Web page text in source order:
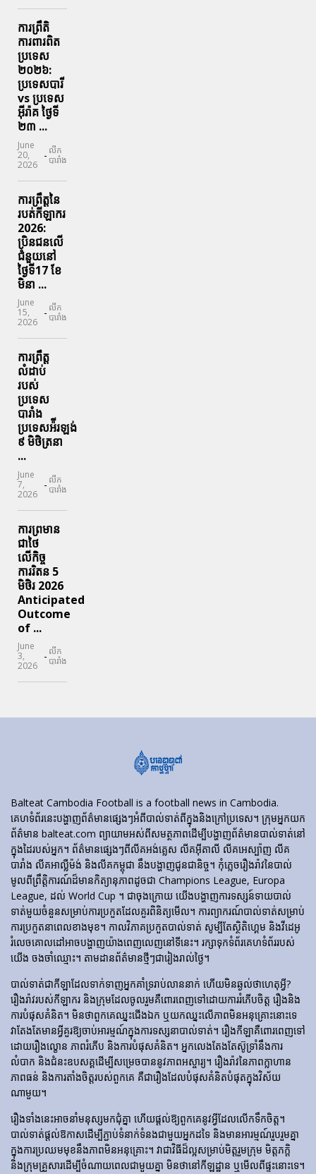
ការព្រឹតិ
ការពារ​ពិត
ប្រទេស
២០២៦:
ប្រទេសបារី
vs ប្រទេស
អ៊ីរ៉ាគ ថ្ងៃទី​
២៣ ...
June
20,
2026
- លីក
បារាំង
ការព្រឹត្តនៃ
របត់កីឡាករ
2026:
ប្រិនជនលើ
ជំនួយនៅ
ថ្ងៃទី17 ខែ
មិនា ...
June
15,
2026
- លីក
បារាំង
ការព្រឹត្ត
លំដាប់
របស់
ប្រទេស
បារាំង
ប្រទេសអ៉ីរឡង់
៩ មិថិត្រនា
...
June
7,
2026
- លីក
បារាំង
ការព្រមាន
ជាថៃ
លើកិច្ច
ការរិតន 5
មិថិរ 2026
Anticipated
Outcome
of ...
June
3,
2026
- លីក
បារាំង
Balteat Cambodia Football is a football news in Cambodia.
គេហទំព័រ​នេះ​បង្ហាញ​ព័ត៌មាន​ផ្សេងៗ​អំពី​បាល់ទាត់​ពី​ក្នុង​និង​ក្រៅ​ប្រទេស។ ក្រុមអ្នកយក
ព័ត៌មាន balteat.com ព្យាយាមអស់ពីសមត្ថភាពដើម្បីបង្ហាញព័ត៌មានបាល់ទាត់នៅ
ក្នុងដៃរបស់អ្នក។ ព័ត៌មានផ្សេងៗពីលីគអង់គ្លេស លីគអ៊ីតាលី លីគអេស្ប៉ាញ លីគ
បារាំង លីគអាល្លឺម៉ង់ និងលីគកម្ពុជា នឹងបង្ហាញជូនជានិច្ច។ កុំភ្លេចរឿងរ៉ាវនៃបាល់
មូលពីព្រឹត្តិការណ៍ដ៏មានកិត្យានុភាពដូចជា Champions League, Europa
League, ដល់ World Cup ។ ជាចុងក្រោយ យើងបង្ហាញការទស្សន៍ទាយបាល់
ទាត់មួយចំនួនសម្រាប់ការប្រកួតដែលគួរពិនិត្យមើល។ ការព្យាករណ៍បាល់ទាត់សម្រាប់
ការប្រកួតនាពេលខាងមុខ។ កាលវិភាគប្រកួតបាល់ទាត់ សូម្បីតែស្ថិតិហ្គេម និងវីដេអូ
រំលេចគោលដៅអាចបង្ហាញយ៉ាងពេញលេញនៅទីនេះ។ រក្សាទុកទំព័រគេហទំព័ររបស់
យើង ចងចាំឈ្មោះ។ តាមដានព័ត៌មានថ្មីៗជារៀងរាល់ថ្ងៃ។
បាល់ទាត់​ជា​កីឡា​ដែល​ទាក់​ទាញ​អ្នក​គាំទ្រ​រាប់​លាន​នាក់ ហើយ​មិន​ឆ្ងល់​ថា​ហេតុអ្វី?
រឿងរ៉ាវ​របស់​កីឡាករ និង​ក្រុម​ដែល​ចូលរួម​គឺ​ពោរពេញ​ទៅ​ដោយ​ការ​រំភើប​ចិត្ត រឿង​និង​
ការ​បំផុស​គំនិត។ មិនថាពួកគេឈ្នះជើងឯក ឬយកឈ្នះលើភាពមិនអនុគ្រោះនោះទេ
វាតែងតែមានអ្វីគួរឱ្យចាប់អារម្មណ៍ក្នុងការទស្សនាបាល់ទាត់។ រឿង​កីឡា​គឺ​ពោរពេញ​ទៅ​
ដោយ​រឿង​ល្ខោន ភាព​រំភើប និង​ការ​បំផុស​គំនិត។ អ្នកលេងតែងតែស៊ូទ្រាំនឹងការ
លំបាក និងជំនះឧបសគ្គដើម្បីសម្រេចបាននូវភាពអស្ចារ្យ។ រឿងរ៉ាវនៃភាពក្លាហាន
ភាពធន់ និងការតាំងចិត្តរបស់ពួកគេ គឺជារឿងដែលបំផុសគំនិតបំផុតក្នុងវិស័យ
ណាមួយ។
រឿងទាំងនេះអាចនាំមនុស្សមកជុំគ្នា ហើយផ្តល់ឱ្យពួកគេនូវអ្វីដែលលើកទឹកចិត្ត។
បាល់ទាត់ផ្តល់ឱកាសដើម្បីភ្ជាប់ទំនាក់ទំនងជាមួយអ្នកដទៃ និងមានអារម្មណ៍រួបរួមគ្នា
ក្នុងការប្រឈមមុខនឹងភាពមិនអនុគ្រោះ។ វាជាវិធីដ៏ល្អសម្រាប់មិត្តរួមក្រុម មិត្តភក្តិ
និងក្រុមគ្រួសារដើម្បីចំណាយពេលជាមួយគ្នា មិនថានៅកីឡដ្ឋាន ឬមើលពីផ្ទះនោះទេ។